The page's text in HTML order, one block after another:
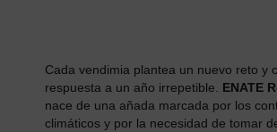
Cada vendimia plantea un nuevo reto y
respuesta a un año irrepetible. ENATE
nace de una añada marcada por los
climáticos y por la necesidad de tomar